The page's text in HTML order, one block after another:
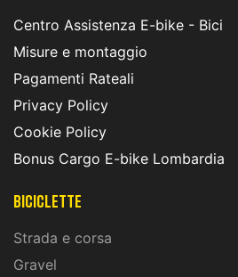
Centro Assistenza E-bike - Bici
Misure e montaggio
Pagamenti Rateali
Privacy Policy
Cookie Policy
Bonus Cargo E-bike Lombardia
Biciclette
Strada e corsa
Gravel